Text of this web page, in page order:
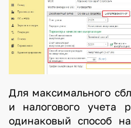
Для максимального
и налогового учета
одинаковый способ